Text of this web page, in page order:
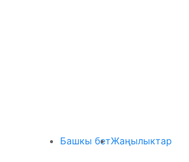
Башкы бетЖаңылыктар